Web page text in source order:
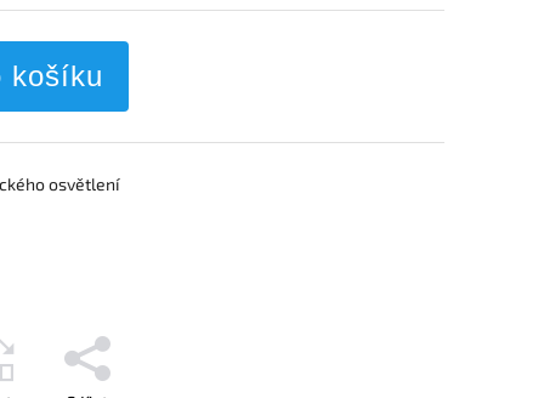
košíku
osvětlení